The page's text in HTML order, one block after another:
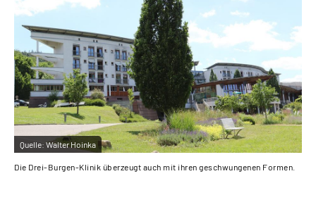
Quelle: Walter Hoinka
Die Drei-Burgen-Klinik überzeugt auch mit ihren geschwungenen Formen.